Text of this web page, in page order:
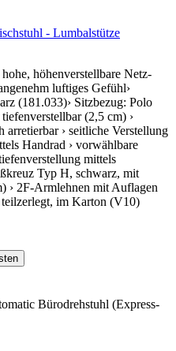
- Lumbalstütze
höhenverstellbare Netz-
luftiges Gefühl›
(181.033)› Sitzbezug: Polo
(2,5 cm) ›
› seitliche Verstellung
Handrad › vorwählbare
mittels
Typ H, schwarz, mit
› 2F-Armlehnen mit Auflagen
im Karton (V10)